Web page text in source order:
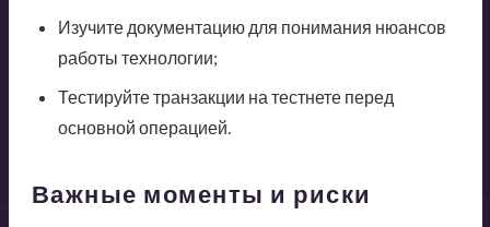
Изучите документацию для понимания нюансов
работы технологии;
Тестируйте транзакции на тестнете перед
основной операцией.
Важные моменты и риски